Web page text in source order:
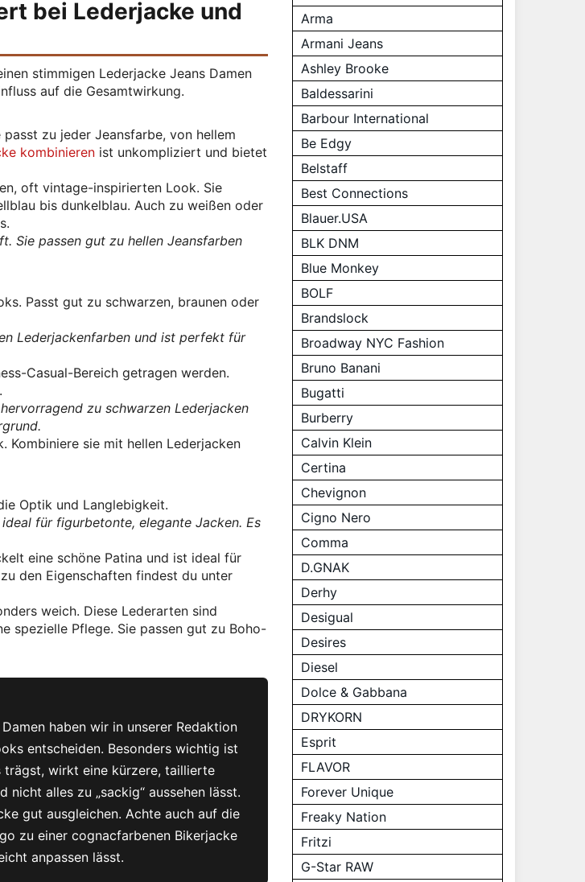
bei Lederjacke und
stimmigen Lederjacke Jeans Damen
auf die Gesamtwirkung.
zu jeder Jeansfarbe, von hellem
kombinieren ist unkompliziert und bietet
oft vintage-inspirierten Look. Sie
bis dunkelblau. Auch zu weißen oder
Sie passen gut zu hellen Jeansfarben
Passt gut zu schwarzen, braunen oder
Lederjackenfarben und ist perfekt für
Casual-Bereich getragen werden.
zu schwarzen Lederjacken
Kombiniere sie mit hellen Lederjacken
Optik und Langlebigkeit.
für figurbetonte, elegante Jacken. Es
eine schöne Patina und ist ideal für
den Eigenschaften findest du unter
weich. Diese Lederarten sind
spezielle Pflege. Sie passen gut zu Boho-
haben wir in unserer Redaktion
entscheiden. Besonders wichtig ist
trägst, wirkt eine kürzere, taillierte
alles zu „sackig“ aussehen lässt.
gut ausgleichen. Achte auch auf die
zu einer cognacfarbenen Bikerjacke
anpassen lässt.
Arma
Armani Jeans
Ashley Brooke
Baldessarini
Barbour International
Be Edgy
Belstaff
Best Connections
Blauer.USA
BLK DNM
Blue Monkey
BOLF
Brandslock
Broadway NYC Fashion
Bruno Banani
Bugatti
Burberry
Calvin Klein
Certina
Chevignon
Cigno Nero
Comma
D.GNAK
Derhy
Desigual
Desires
Diesel
Dolce & Gabbana
DRYKORN
Esprit
FLAVOR
Forever Unique
Freaky Nation
Fritzi
G-Star RAW